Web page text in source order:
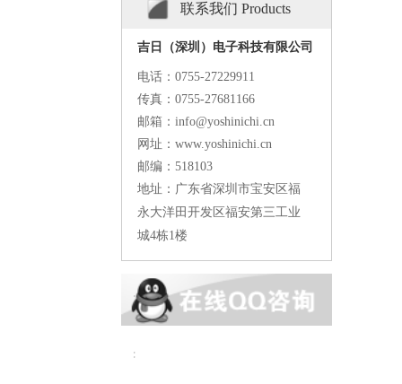
联系我们 Products
吉日（深圳）电子科技有限公司
电话： 0755-27229911
传真： 0755-27681166
邮箱：info@yoshinichi.cn
网址：www.yoshinichi.cn
邮编：518103
地址：广东省深圳市宝安区福
永大洋田开发区福安第三工业
城4栋1楼